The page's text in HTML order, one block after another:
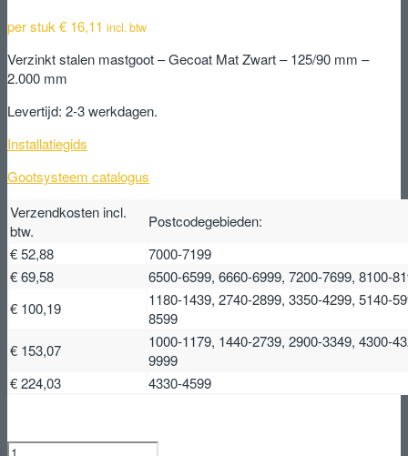
per stuk € 16,11 incl. btw
Verzinkt stalen mastgoot – Gecoat Mat Zwart – 125/90 mm –
2.000 mm
Levertijd: 2-3 werkdagen.
Installatiegids
Gootsysteem catalogus
Verzendkosten incl.
btw.
Postcodegebieden:
€ 52,88
7000-7199
€ 69,58
6500-6599, 6660-6999, 7200-7699, 8100-
€ 100,19
1180-1439, 2740-2899, 3350-4299, 5140-
8599
€ 153,07
1000-1179, 1440-2739, 2900-3349, 4300-
9999
€ 224,03
4330-4599
Verzinkt